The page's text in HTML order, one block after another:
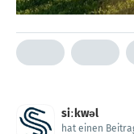
siːkwəl
hat einen